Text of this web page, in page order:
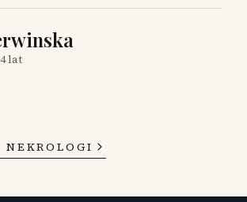
lat
NEKROLOGI